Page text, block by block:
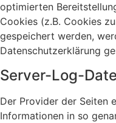
optimierten
Cookies (z.B. Cookies
gespeichert werden,
Datenschutzerklärung
Server-Log-
Der Provider der Seiten
Informationen in so